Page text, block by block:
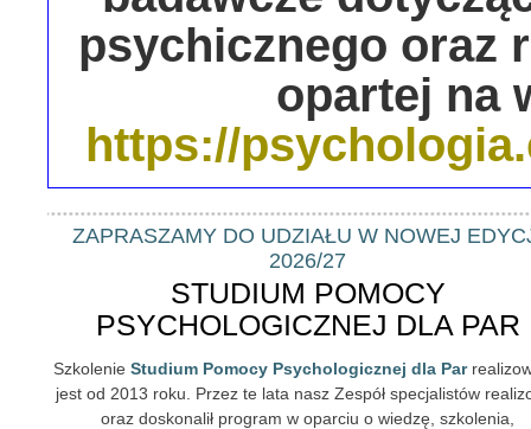
psychicznego oraz
opartej na
https://
ZAPRASZAMY DO UDZIAŁU W NOWEJ
2026/27
STUDIUM POMOCY
PSYCHOLOGICZNEJ DLA PAR
SzkolenieStudium Pomocy Psychologicznej dla Par
jest od 2013 roku. Przez te lata nasz Zespół specjalistów
oraz doskonalił program w oparciu o wiedzę, szkolenia,